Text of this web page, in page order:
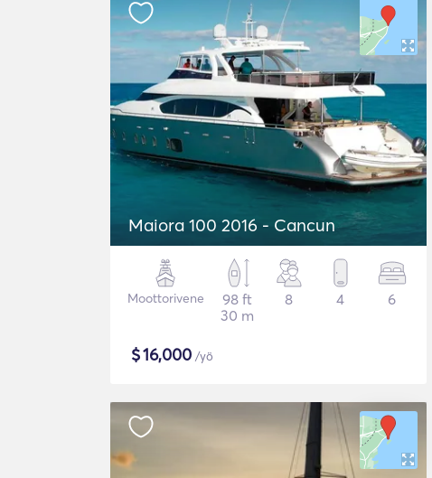
Maiora 100 2016 - Cancun
Moottorivene
98 ft
30 m
8 4 6
$16,000 /yö